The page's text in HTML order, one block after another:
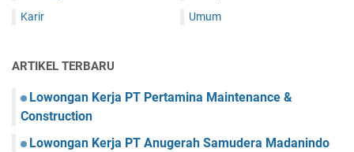
Karir
Umum
ARTIKEL TERBARU
Lowongan Kerja PT Pertamina Maintenance &
Construction
Lowongan Kerja PT Anugerah Samudera Madanindo